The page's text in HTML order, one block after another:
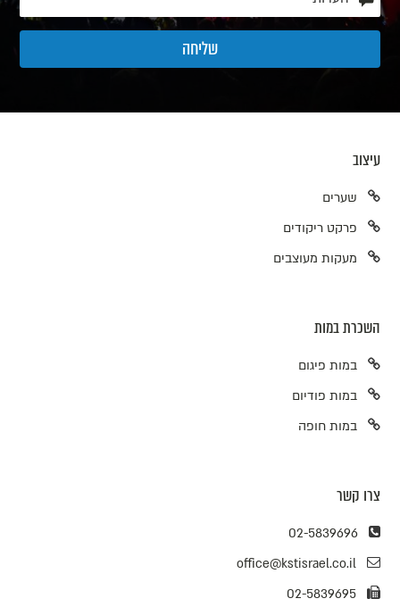
עיצוב
שערים
פרקט ריקודים
מעקות מעוצבים
השכרת במות
במות פיגום
במות פודיום
במות חופה
צרו קשר
02-5839696
office@kstisrael.co.il
02-5839695